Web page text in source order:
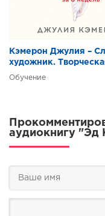
Кэмерон Джулия –
художник.
личная
Обучение
аудиокнигу "Эд